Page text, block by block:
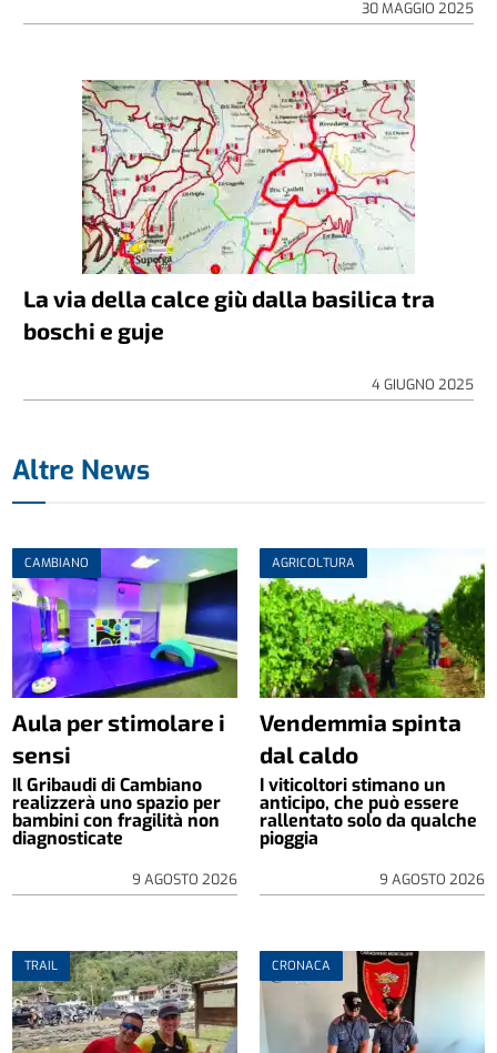
30 MAGGIO 2025
La via della calce giù dalla basilica tra
boschi e guje
4 GIUGNO 2025
Altre News
CAMBIANO
Aula per stimolare i
sensi
Il Gribaudi di Cambiano
realizzerà uno spazio per
bambini con fragilità non
diagnosticate
9 AGOSTO 2026
AGRICOLTURA
Vendemmia spinta
dal caldo
I viticoltori stimano un
anticipo, che può essere
rallentato solo da qualche
pioggia
9 AGOSTO 2026
TRAIL CRONACA